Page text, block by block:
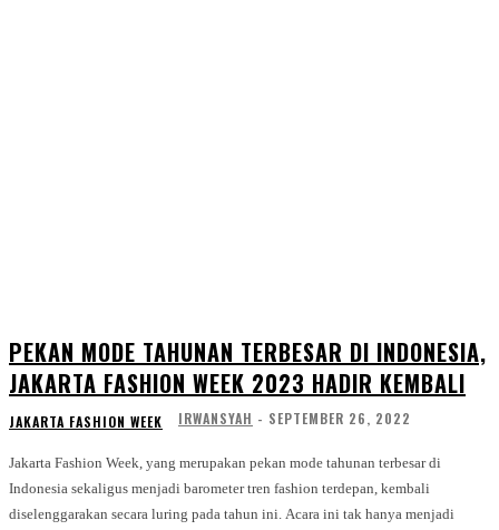
PEKAN MODE TAHUNAN TERBESAR DI INDONESIA,
JAKARTA FASHION WEEK 2023 HADIR KEMBALI
JAKARTA FASHION WEEK IRWANSYAH - SEPTEMBER 26, 2022
Jakarta Fashion Week, yang merupakan pekan mode tahunan terbesar di
Indonesia sekaligus menjadi barometer tren fashion terdepan, kembali
diselenggarakan secara luring pada tahun ini. Acara ini tak hanya menjadi